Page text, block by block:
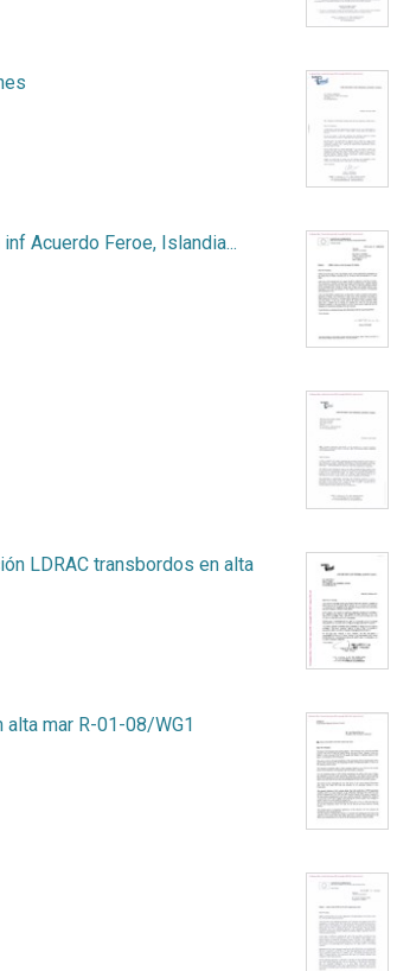
Acuerdo Feroe, Islandia...
LDRAC transbordos en alta
alta mar R-01-08/WG1